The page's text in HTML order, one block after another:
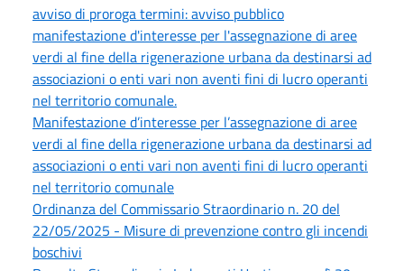
avviso di proroga termini: avviso pubblico
manifestazione d'interesse per l'assegnazione di aree
verdi al fine della rigenerazione urbana da destinarsi ad
associazioni o enti vari non aventi fini di lucro operanti
nel territorio comunale.
Manifestazione d’interesse per l’assegnazione di aree
verdi al fine della rigenerazione urbana da destinarsi ad
associazioni o enti vari non aventi fini di lucro operanti
nel territorio comunale
Ordinanza del Commissario Straordinario n. 20 del
22/05/2025 - Misure di prevenzione contro gli incendi
boschivi